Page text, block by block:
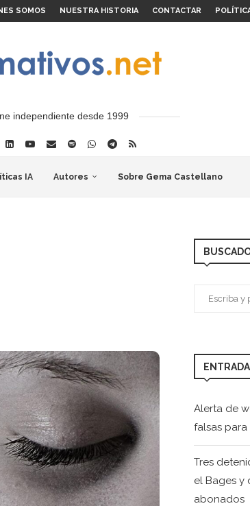
SOMOS NUESTRA HISTORIA CONTACTAR
independiente desde 1999
IA Autores Sobre Gema Castellano
Alerta de
falsas
Tres
el Bages y
abonados